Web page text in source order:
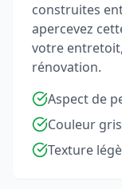
construites
apercevez
votre
rénovation.
Aspect de
Couleur
Texture